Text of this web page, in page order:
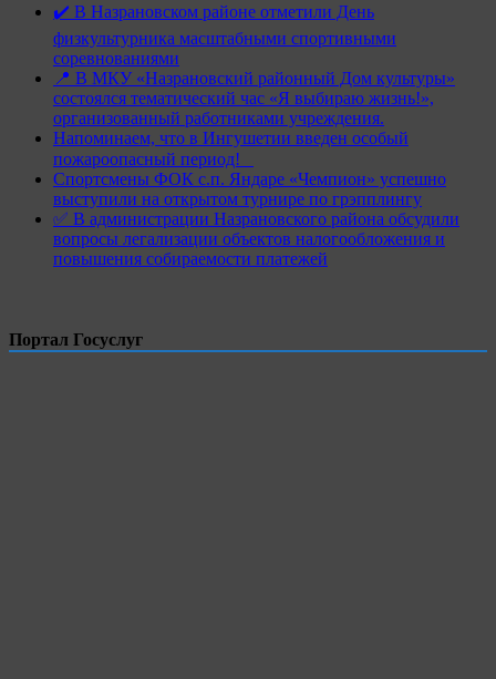
✔️ В Назрановском районе отметили День
физкультурника масштабными спортивными
соревнованиями
📍 В МКУ «Назрановский районный Дом культуры»
состоялся тематический час «Я выбираю жизнь!»,
организованный работниками учреждения.
Напоминаем, что в Ингушетии введен особый
пожароопасный период!⁣⁣⠀
Спортсмены ФОК с.п. Яндаре «Чемпион» успешно
выступили на открытом турнире по грэпплингу
✅ В администрации Назрановского района обсудили
вопросы легализации объектов налогообложения и
повышения собираемости платежей
Портал Госуслуг